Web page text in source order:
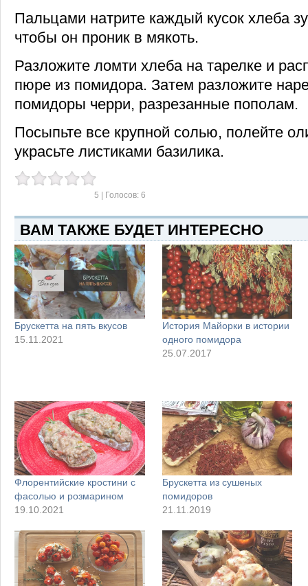
Пальцами натрите каждый кусок хлеба
чтобы он проник в мякоть.
Разложите ломти хлеба на тарелке и
пюре из помидора. Затем разложите
помидоры черри, разрезанные пополам.
Посыпьте все крупной солью, полейте
украсьте листиками базилика.
5 | Голосов: 6
ВАМ ТАКЖЕ БУДЕТ ИНТЕРЕСНО
Брускетта на пять вкусов
15.11.2021
История Майорки в истории
одного помидора
25.07.2017
Флорентийские кростини с
фасолью и розмарином
19.10.2021
Брускетта из сушеных
помидоров
21.11.2019